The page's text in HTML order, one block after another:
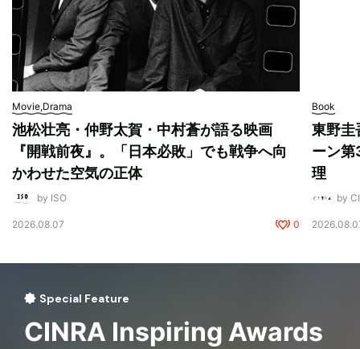
Movie,Drama
池松壮亮・仲野太賀・中村蒼が語る映画
『開戦前夜』。「日本必敗」でも戦争へ向
かわせた空気の正体
by ISO
2026.08.07 0
Book
東野圭
ーン第
理
by
Special Feature
CINRA Inspiring Awards